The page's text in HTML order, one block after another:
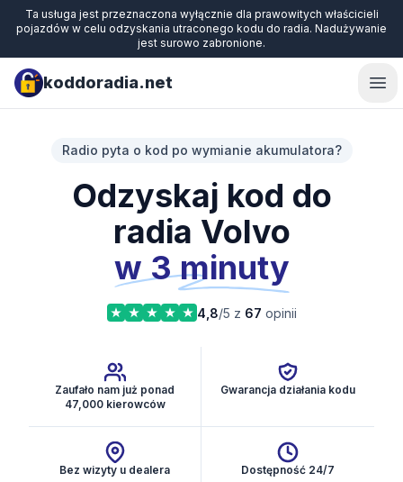
Ta usługa jest przeznaczona wyłącznie dla prawowitych właścicieli
pojazdów w celu odzyskania utraconego kodu do radia. Nadużywanie
jest surowo zabronione.
koddoradia.net
Radio pyta o kod po wymianie akumulatora?
Odzyskaj kod do
radia Volvo
w 3 minuty
4,8/5 z 67 opinii
Zaufało nam już ponad
47,000 kierowców
Gwarancja działania kodu
Bez wizyty u dealera Dostępność 24/7